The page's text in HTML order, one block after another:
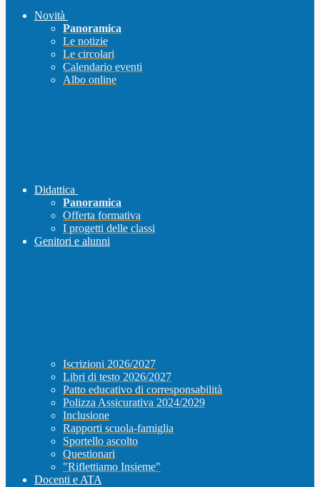
Novità
Panoramica
Le notizie
Le circolari
Calendario eventi
Albo online
Didattica
Panoramica
Offerta formativa
I progetti delle classi
Genitori e alunni
Iscrizioni 2026/2027
Libri di testo 2026/2027
Patto educativo di corresponsabilità
Polizza Assicurativa 2024/2029
Inclusione
Rapporti scuola-famiglia
Sportello ascolto
Questionari
"Riflettiamo Insieme"
Docenti e ATA